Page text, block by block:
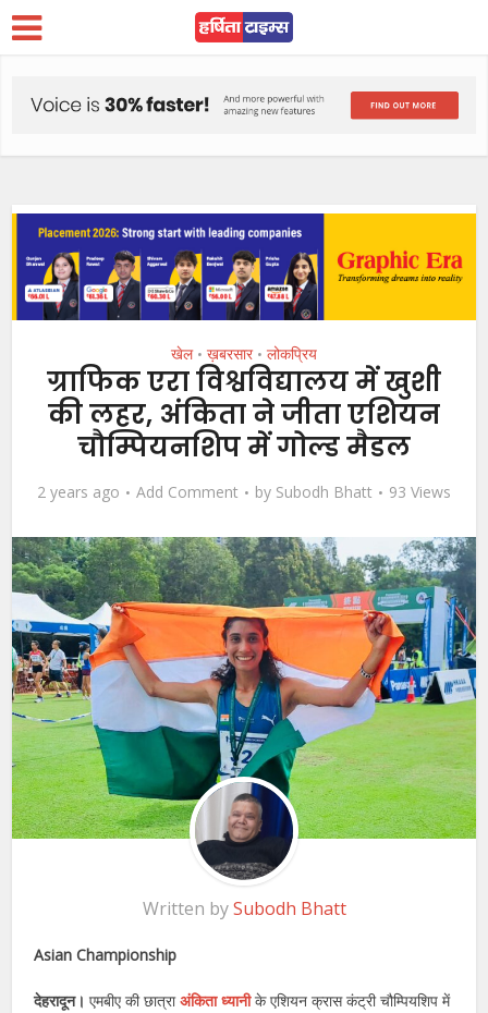
खेल • ख़बरसार • लोकप्रिय
ग्राफिक एरा विश्वविद्यालय में खुशी
की लहर, अंकिता ने जीता एशियन
चौम्पियनशिप में गोल्ड मैडल
2 years ago Add Comment by Subodh Bhatt 93 Views
Written bySubodh Bhatt
Asian Championship
देहरादून।एमबीए की छात्राअंकिता ध्यानीके एशियन क्रास कंट्री चौम्पियशिप में